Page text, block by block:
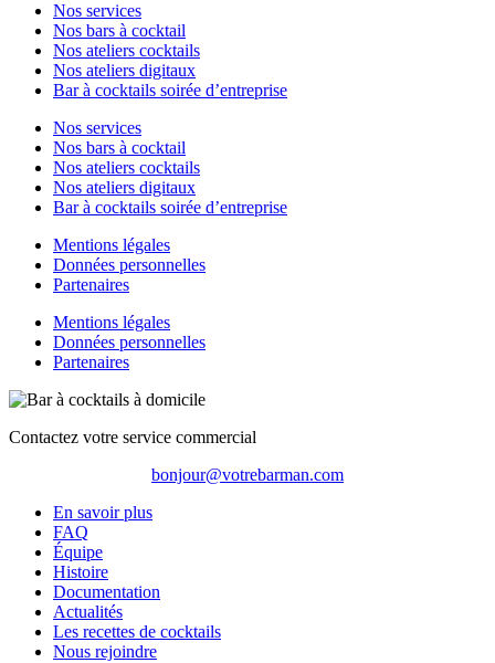
Nos services
Nos bars à cocktail
Nos ateliers cocktails
Nos ateliers digitaux
Bar à cocktails soirée d’entreprise
Nos services
Nos bars à cocktail
Nos ateliers cocktails
Nos ateliers digitaux
Bar à cocktails soirée d’entreprise
Mentions légales
Données personnelles
Partenaires
Mentions légales
Données personnelles
Partenaires
Contactez votre service commercial
bonjour@votrebarman.com
En savoir plus
FAQ
Équipe
Histoire
Documentation
Actualités
Les recettes de cocktails
Nous rejoindre